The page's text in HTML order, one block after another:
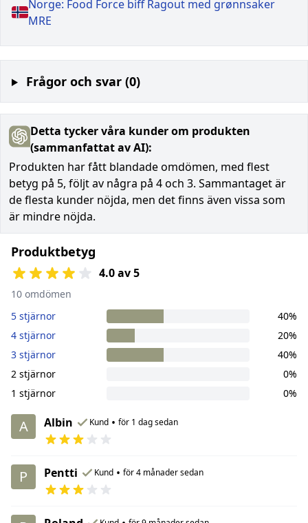
Norge: Food Force biff Ragout med grønnsaker
MRE
Frågor och svar (0)
Detta tycker våra kunder om produkten
(sammanfattat av AI):
Produkten har fått blandade omdömen, med flest
betyg på 5, följt av några på 4 och 3. Sammantaget är
de flesta kunder nöjda, men det finns även vissa som
är mindre nöjda.
Produktbetyg
4.0 av 5
10 omdömen
5 stjärnor
40%
4 stjärnor
20%
3 stjärnor
40%
2 stjärnor
0%
1 stjärnor
0%
A Albin Kund • för 1 dag sedan
P Pentti Kund • för 4 månader sedan